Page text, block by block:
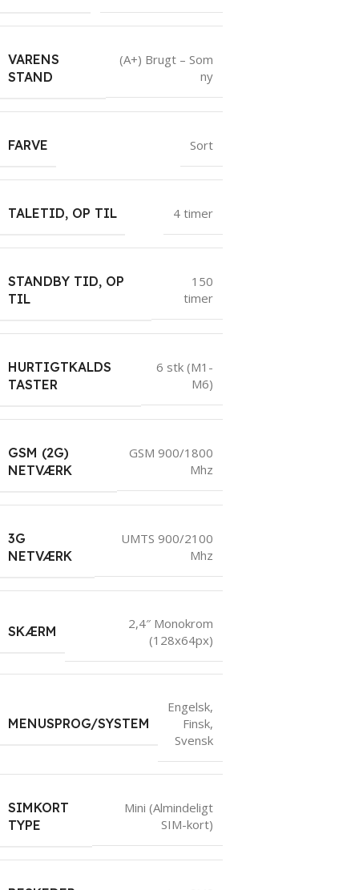
VARENS
STAND
(A+) Brugt – Som
ny
FARVE Sort
TALETID, OP TIL 4 timer
STANDBY TID, OP
TIL
150
timer
HURTIGTKALDS
TASTER
6 stk (M1-
M6)
GSM (2G)
NETVÆRK
GSM 900/1800
Mhz
3G
NETVÆRK
UMTS 900/2100
Mhz
SKÆRM
2,4″ Monokrom
(128x64px)
MENUSPROG/SYSTEM
Engelsk,
Finsk,
Svensk
SIMKORT
TYPE
Mini (Almindeligt
SIM-kort)